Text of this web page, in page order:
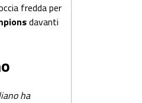
fredda per
davanti
ha